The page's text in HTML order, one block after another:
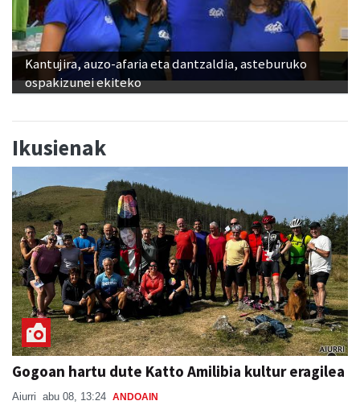
Kantujira, auzo-afaria eta dantzaldia, asteburuko
ospakizunei ekiteko
Ikusienak
Gogoan hartu dute Katto Amilibia kultur eragilea
Aiurri abu 08, 13:24 ANDOAIN